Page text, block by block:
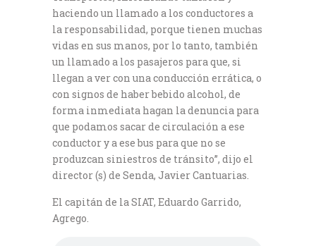
haciendo un llamado a los conductores a
la responsabilidad, porque tienen muchas
vidas en sus manos, por lo tanto, también
un llamado a los pasajeros para que, si
llegan a ver con una conducción errática, o
con signos de haber bebido alcohol, de
forma inmediata hagan la denuncia para
que podamos sacar de circulación a ese
conductor y a ese bus para que no se
produzcan siniestros de tránsito”, dijo el
director (s) de Senda, Javier Cantuarias.
El capitán de la SIAT, Eduardo Garrido,
Agrego.